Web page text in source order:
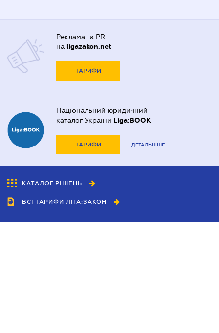
Реклама та PR
на ligazakon.net
ТАРИФИ
Національний юридичний
каталог України Liga:BOOK
ТАРИФИ ДЕТАЛЬНІШЕ
КАТАЛОГ РІШЕНЬ
ВСІ ТАРИФИ ЛІГА:ЗАКОН